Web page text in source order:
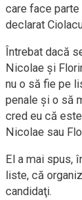
care face
declarat
Întrebat dacă
Nicolae şi
nu o să fie pe
penale şi o să
cred eu că
Nicolae sau
El a mai spus,
liste, că
candidaţi.